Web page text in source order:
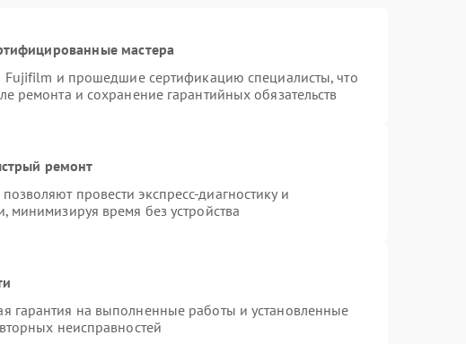
мастера
Fujifilm и прошедшие сертификацию специалисты, что
ремонта и сохранение гарантийных обязательств
ремонт
провести экспресс-диагностику и
минимизируя время без устройства
гарантия на выполненные работы и установленные
неисправностей